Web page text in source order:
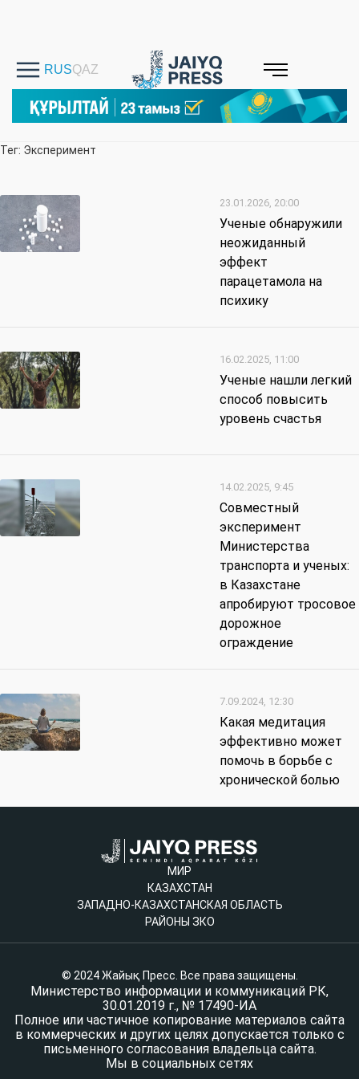
Тег: Эксперимент
23.01.2026, 20:00
Ученые обнаружили
неожиданный
эффект
парацетамола на
психику
16.02.2025, 11:00
Ученые нашли легкий
способ повысить
уровень счастья
14.02.2025, 9:45
Совместный
эксперимент
Министерства
транспорта и ученых:
в Казахстане
апробируют тросовое
дорожное
ограждение
7.09.2024, 12:30
Какая медитация
эффективно может
помочь в борьбе с
хронической болью
МИР
КАЗАХСТАН
ЗАПАДНО-КАЗАХСТАНСКАЯ ОБЛАСТЬ
РАЙОНЫ ЗКО
© 2024 Жайық Пресс. Все права защищены.
Министерство информации и коммуникаций РК,
30.01.2019 г., № 17490-ИА
Полное или частичное копирование материалов сайта
в коммерческих и других целях допускается только с
письменного согласования владельца сайта.
Мы в социальных сетях